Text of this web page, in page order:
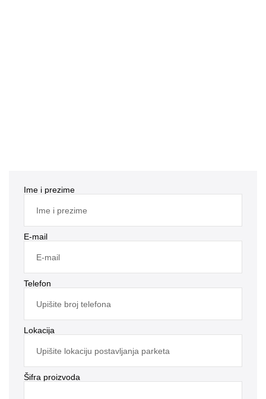
Ime i prezime
E-mail
Telefon
Lokacija
Šifra proizvoda